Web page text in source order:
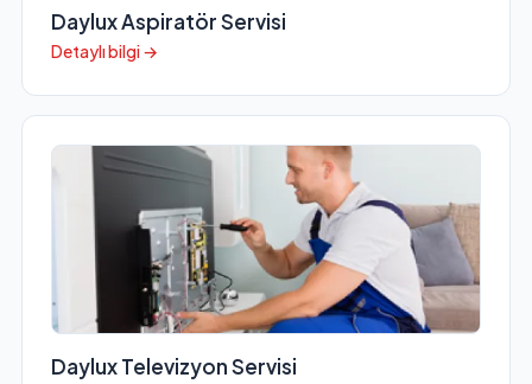
Daylux Aspiratör Servisi
Detaylı bilgi →
Daylux Televizyon Servisi